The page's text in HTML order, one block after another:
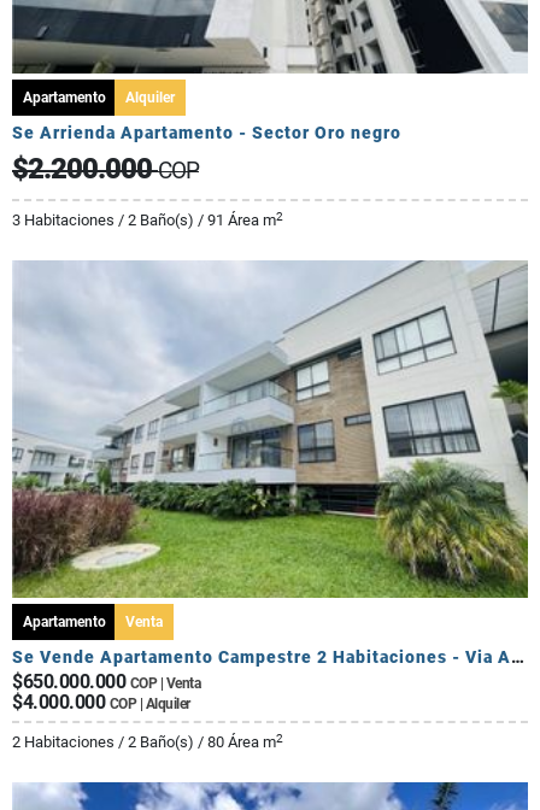
Apartamento Alquiler
Se Arrienda Apartamento - Sector Oro negro
$2.200.000COP
3 Habitaciones / 2 Baño(s) / 91 Área m2
Apartamento Venta
Se Vende Apartamento Campestre 2 Habitaciones - Via Al Caimo
$650.000.000 COP | Venta
$4.000.000 COP | Alquiler
2 Habitaciones / 2 Baño(s) / 80 Área m2